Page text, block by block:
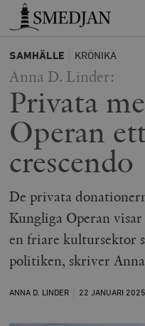
Timbro
SAMHÄLLE KRÖNIKA
Anna D. Linder:
Privata
Operan
crescendo
De privata
Kungliga Operan
en friare kultursektor
politiken, skriver
ANNA D. LINDER 22 JANUARI 2025